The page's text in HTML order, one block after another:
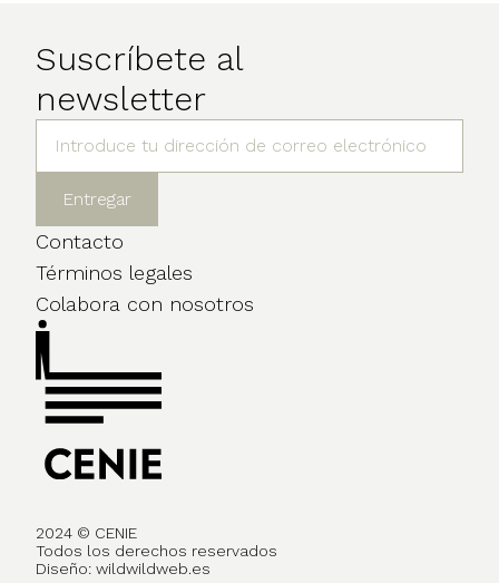
Suscríbete al
newsletter
Contacto
Términos legales
Colabora con nosotros
2024 © CENIE
Todos los derechos reservados
Diseño: wildwildweb.es